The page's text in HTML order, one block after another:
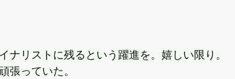
ナリストに残るという躍進を。嬉しい限り。
張っていた。